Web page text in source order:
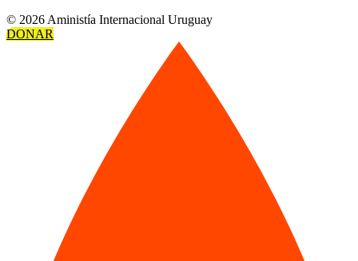
© 2026 Aministía Internacional Uruguay
DONAR